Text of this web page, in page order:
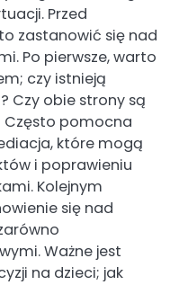
Przed
zastanowić się nad
Po pierwsze, warto
czy istnieją
Czy obie strony są
pomocna
które mogą
i poprawieniu
Kolejnym
się nad
Ważne jest
na dzieci; jak